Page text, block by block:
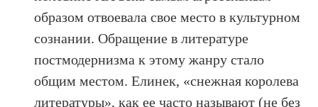
образом отвоевала свое место в культурном
сознании. Обращение в литературе
постмодернизма к этому жанру стало
общим местом. Елинек, «снежная королева
литературы», как ее часто называют (не без